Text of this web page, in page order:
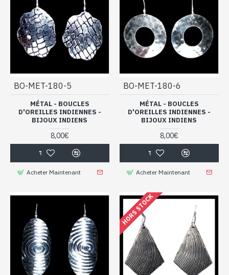
BO-MET-180-5
MÉTAL - BOUCLES
D'OREILLES INDIENNES -
BIJOUX INDIENS
8,00€
Acheter Maintenant
BO-MET-180-6
MÉTAL - BOUCLES
D'OREILLES INDIENNES -
BIJOUX INDIENS
8,00€
Acheter Maintenant
HORS STOCK